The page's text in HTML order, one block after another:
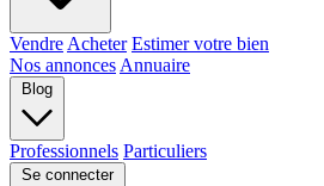
Vendre Acheter Estimer votre bien
Nos annonces Annuaire
Blog
Professionnels Particuliers
Se connecter